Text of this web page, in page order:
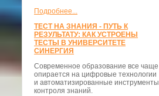
Подробнее...
ТЕСТ НА ЗНАНИЯ - ПУТЬ К
РЕЗУЛЬТАТУ: КАК УСТРОЕНЫ
ТЕСТЫ В УНИВЕРСИТЕТЕ
СИНЕРГИЯ
Современное образование все чаще
опирается на цифровые технологии
и автоматизированные инструменты
контроля знаний.